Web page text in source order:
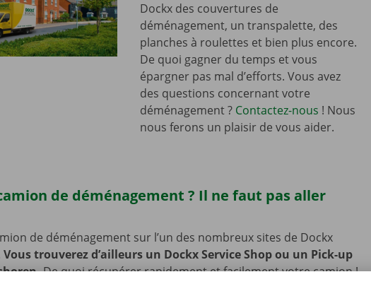
Dockx des couvertures de
déménagement, un transpalette, des
planches à roulettes et bien plus encore.
De quoi gagner du temps et vous
épargner pas mal d’efforts. Vous avez
des questions concernant votre
déménagement ? Contactez-nous ! Nous
nous ferons un plaisir de vous aider.
de déménagement ? Il ne faut pas aller
de déménagement sur l’un des nombreux sites de Dockx
Vous trouverez d’ailleurs un Dockx Service Shop ou un Pick-up
De quoi récupérer rapidement et facilement votre camion !